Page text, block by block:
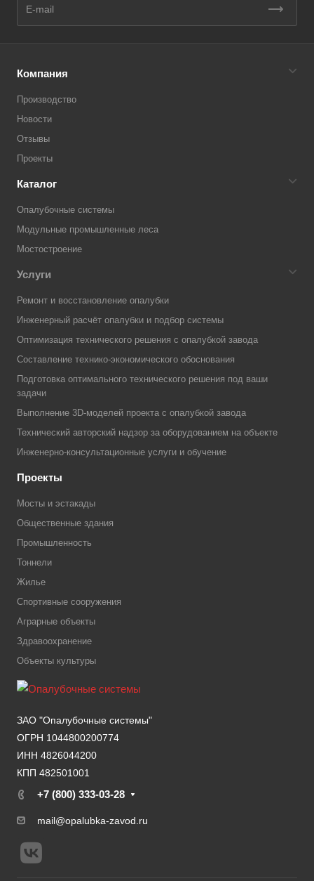
Компания
Производство
Новости
Отзывы
Проекты
Каталог
Опалубочные системы
Модульные промышленные леса
Мостостроение
Услуги
Ремонт и восстановление опалубки
Инженерный расчёт опалубки и подбор системы
Оптимизация технического решения с опалубкой завода
Составление технико-экономического обоснования
Подготовка оптимального технического решения под ваши
задачи
Выполнение 3D-моделей проекта с опалубкой завода
Технический авторский надзор за оборудованием на объекте
Инженерно-консультационные услуги и обучение
Проекты
Мосты и эстакады
Общественные здания
Промышленность
Тоннели
Жилье
Спортивные сооружения
Аграрные объекты
Здравоохранение
Объекты культуры
ЗАО "Опалубочные системы"
ОГРН 1044800200774
ИНН 4826044200
КПП 482501001
+7 (800) 333-03-28
mail@opalubka-zavod.ru